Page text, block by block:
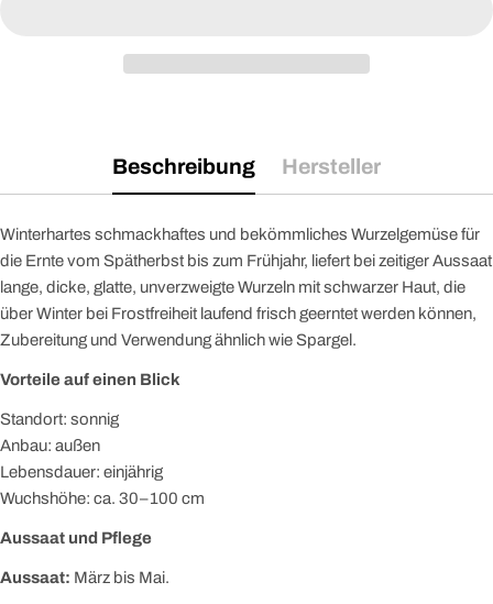
Beschreibung Hersteller
Winterhartes schmackhaftes und bekömmliches Wurzelgemüse für
die Ernte vom Spätherbst bis zum Frühjahr, liefert bei zeitiger Aussaat
lange, dicke, glatte, unverzweigte Wurzeln mit schwarzer Haut, die
über Winter bei Frostfreiheit laufend frisch geerntet werden können,
Zubereitung und Verwendung ähnlich wie Spargel.
Vorteile auf einen Blick
Standort: sonnig
Anbau: außen
Lebensdauer: einjährig
Wuchshöhe: ca. 30–100 cm
Aussaat und Pflege
Aussaat: März bis Mai.